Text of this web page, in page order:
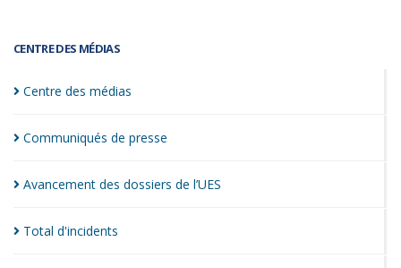
CENTRE DES MÉDIAS
Centre des médias
Communiqués de presse
Avancement des dossiers de l’UES
Total d'incidents